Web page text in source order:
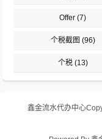
Offer (7)
个税截图 (96)
个税(13)
鑫金流水代办中心